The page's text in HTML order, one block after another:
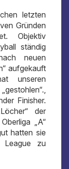
letzten
Gründen
Objektiv
ständig
neuen
aufgekauft
unseren
Finisher.
der
„A“
hatten sie
zu